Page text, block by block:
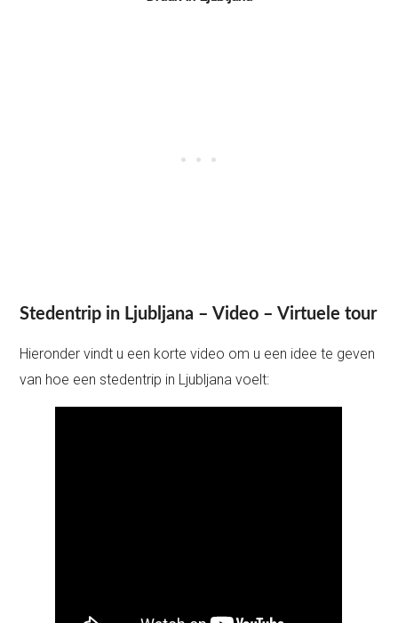
Stedentrip in Ljubljana – Video – Virtuele tour
Hieronder vindt u een korte video om u een idee te geven
van hoe een stedentrip in Ljubljana voelt: